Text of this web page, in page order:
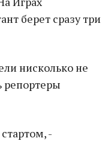
берет сразу три
нисколько не
репортеры
-